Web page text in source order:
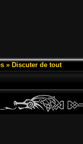
» Discuter de tout